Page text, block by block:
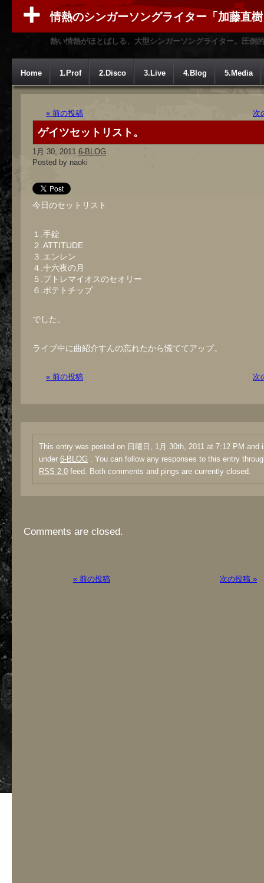
情熱のシンガーソングライター「加藤直
熱い情熱がほとばしる、大型シンガーソングライター。圧倒
Home 1.Prof 2.Disco 3.Live 4.Blog 5.Media
« 前の投稿 次
ゲイツセットリスト。
1月 30, 2011 6-BLOG
Posted by naoki
今日のセットリスト
１.手錠
２.ATTITUDE
３.エンレン
４.十六夜の月
５.プトレマイオスのセオリー
６.ポテトチップ
でした。
ライブ中に曲紹介すんの忘れたから慌ててアップ。
« 前の投稿 次
This entry was posted on 日曜日, 1月 30th, 2011 at 7:12 PM and
under 6-BLOG . You can follow any responses to this entry
RSS 2.0 feed. Both comments and pings are currently closed.
Comments are closed.
« 前の投稿 次の投稿 »